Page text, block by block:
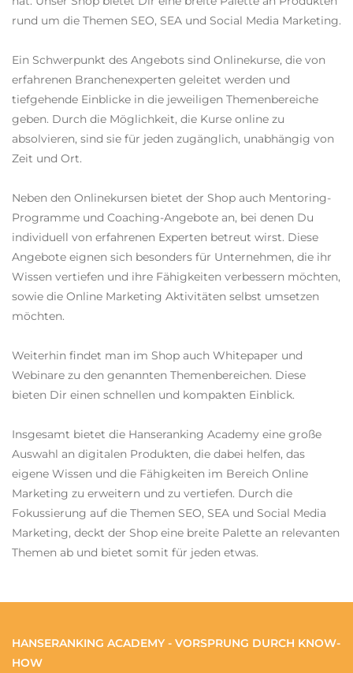
rund um die Themen SEO, SEA und Social Media Marketing.
Ein Schwerpunkt des Angebots sind Onlinekurse, die von
erfahrenen Branchenexperten geleitet werden und
tiefgehende Einblicke in die jeweiligen Themenbereiche
geben. Durch die Möglichkeit, die Kurse online zu
absolvieren, sind sie für jeden zugänglich, unabhängig von
Zeit und Ort.
Neben den Onlinekursen bietet der Shop auch Mentoring-
Programme und Coaching-Angebote an, bei denen Du
individuell von erfahrenen Experten betreut wirst. Diese
Angebote eignen sich besonders für Unternehmen, die ihr
Wissen vertiefen und ihre Fähigkeiten verbessern möchten,
sowie die Online Marketing Aktivitäten selbst umsetzen
möchten.
Weiterhin findet man im Shop auch Whitepaper und
Webinare zu den genannten Themenbereichen. Diese
bieten Dir einen schnellen und kompakten Einblick.
Insgesamt bietet die Hanseranking Academy eine große
Auswahl an digitalen Produkten, die dabei helfen, das
eigene Wissen und die Fähigkeiten im Bereich Online
Marketing zu erweitern und zu vertiefen. Durch die
Fokussierung auf die Themen SEO, SEA und Social Media
Marketing, deckt der Shop eine breite Palette an relevanten
Themen ab und bietet somit für jeden etwas.
HANSERANKING ACADEMY - VORSPRUNG DURCH KNOW-
HOW